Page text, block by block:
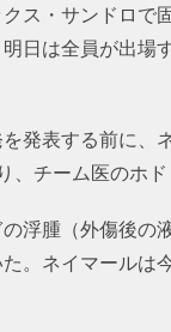
ス・サンドロ
日は全員が出
発表する前に
チーム医のホ
浮腫（外傷後の
。ネイマール